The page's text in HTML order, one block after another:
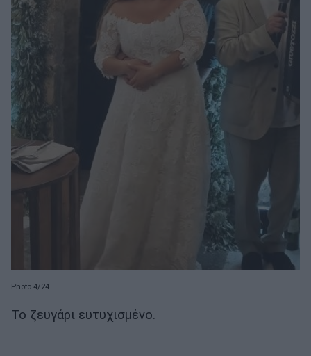
Photo 4/24
Το ζευγάρι ευτυχισμένο.